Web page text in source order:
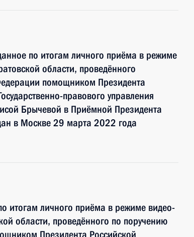
по итогам личного приёма в режиме
области, проведённого
помощником Президента
правового управления
Брычевой в Приёмной Президента
в Москве 29 марта 2022 года
итогам личного приёма в режиме видео-
области, проведённого по поручению
Президента Российской